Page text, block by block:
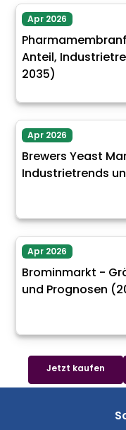
Apr 2026
Anteil,
2035)
Apr 2026
Brewers Yeast
Industrietrends
Apr 2026
Brominmarkt -
und Prognosen
Jetzt kaufen